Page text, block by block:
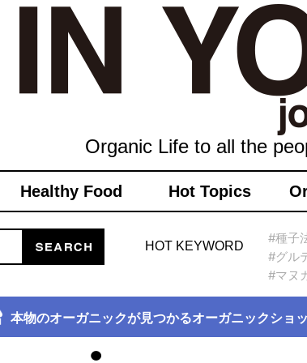
Organic Life to all the
Healthy Food Hot Topics
HOT KEYWORD
#種子
#グル
#マヌ
本物のオーガニックが見つかるオーガニックシ